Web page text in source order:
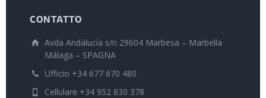
CONTATTO
Avda Andalucía s/n 29604 Marbesa – Marbella
Málaga – SPAGNA
Ufficio +34 677 670 480
Cellulare +34 952 830 378